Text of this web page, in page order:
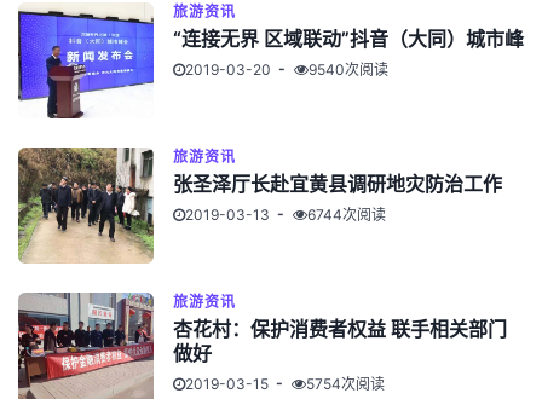
旅游资讯
“连接无界 区域联动”抖音（大同）城市峰
2019-03-20 9540次阅读
旅游资讯
张圣泽厅长赴宜黄县调研地灾防治工作
2019-03-13 6744次阅读
旅游资讯
杏花村：保护消费者权益 联手相关部门
做好
2019-03-15 5754次阅读